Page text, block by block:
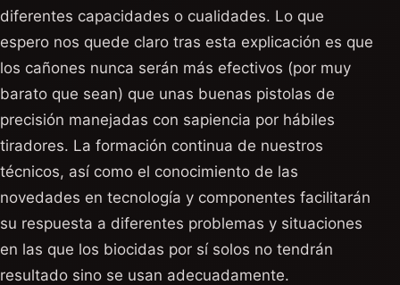
diferentes capacidades o cualidades. Lo que
espero nos quede claro tras esta explicación es que
los cañones nunca serán más efectivos (por muy
barato que sean) que unas buenas pistolas de
precisión manejadas con sapiencia por hábiles
tiradores. La formación continua de nuestros
técnicos, así como el conocimiento de las
novedades en tecnología y componentes facilitarán
su respuesta a diferentes problemas y situaciones
en las que los biocidas por sí solos no tendrán
resultado sino se usan adecuadamente.